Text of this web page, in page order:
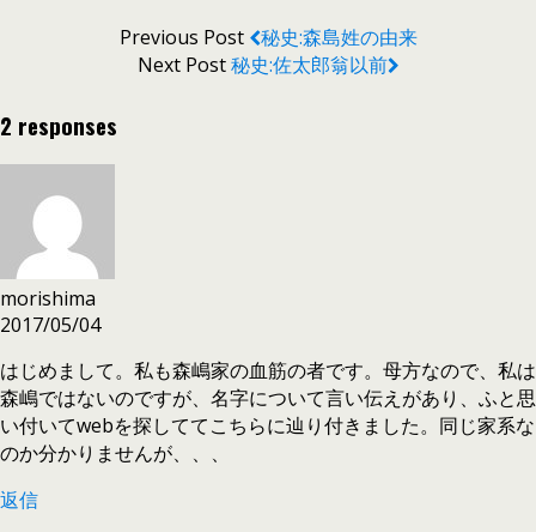
Previous Post
秘史:森島姓の由来
Next Post秘史:佐太郎翁以前
2 responses
morishima
2017/05/04
はじめまして。私も森嶋家の血筋の者です。母方なので、私は
森嶋ではないのですが、名字について言い伝えがあり、ふと思
い付いてwebを探しててこちらに辿り付きました。同じ家系な
のか分かりませんが、、、
返信